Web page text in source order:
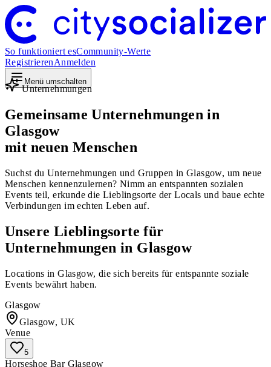
So funktioniert esCommunity-Werte
RegistrierenAnmelden
Menü umschalten
Unternehmungen
Gemeinsame Unternehmungen in
Glasgow
mit neuen Menschen
Suchst du Unternehmungen und Gruppen in Glasgow, um neue
Menschen kennenzulernen? Nimm an entspannten sozialen
Events teil, erkunde die Lieblingsorte der Locals und baue echte
Verbindungen im echten Leben auf.
Unsere Lieblingsorte für
Unternehmungen in Glasgow
Locations in Glasgow, die sich bereits für entspannte soziale
Events bewährt haben.
Glasgow
Glasgow, UK
Venue
5
Horseshoe Bar Glasgow